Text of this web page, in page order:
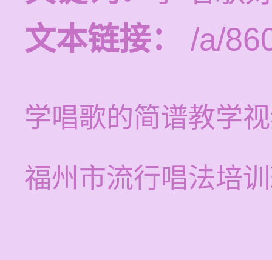
文本链接：
/a/
学唱歌的简谱教学
福州市流行唱法培